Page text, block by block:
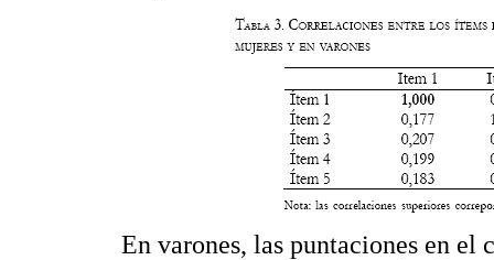
En varones, las puntaciones en el